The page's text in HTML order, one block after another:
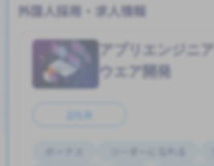
外国人採用・求人情報
アプリエンジニア
ウエア開発
正社員